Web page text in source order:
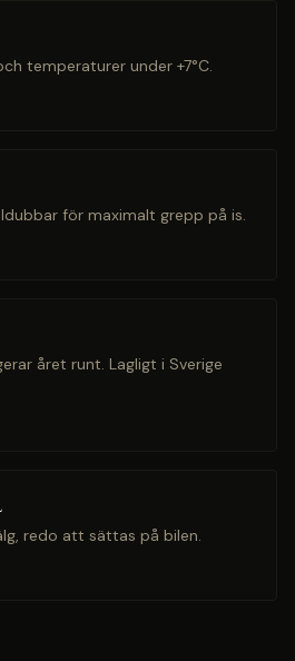
temperaturer under +7°C.
för maximalt grepp på is.
året runt. Lagligt i Sverige
redo att sättas på bilen.